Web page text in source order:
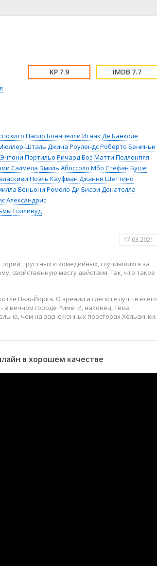
Новости
😱 Ужасы
Фильм-нуар
🧝‍♂️ Фэнтези
7.9 7.7
Паоло Боначелли Исаак Де Банколе
Шталь Джина РоулендсРоберто Бениньи
Энтони Портильо Ричард Боэ Матти Пеллонпяя
Салмела Эмиль Абоссоло Мбо Стефан Буше
Ноэль Кауфман Джанни Шеттино
Беньони Ромоло Ди Биази Донателла
Александрис
Голливуд
17.03.2021
грустных и комедийных, случившихся за
свойственную месту действия. Так, что такое
Нью-Йорка. О зрении и слепоте лучше всего
вечном городе Риме. И, наконец, тема
чем на заснеженных просторах Хельсинки.
в хорошем качестве